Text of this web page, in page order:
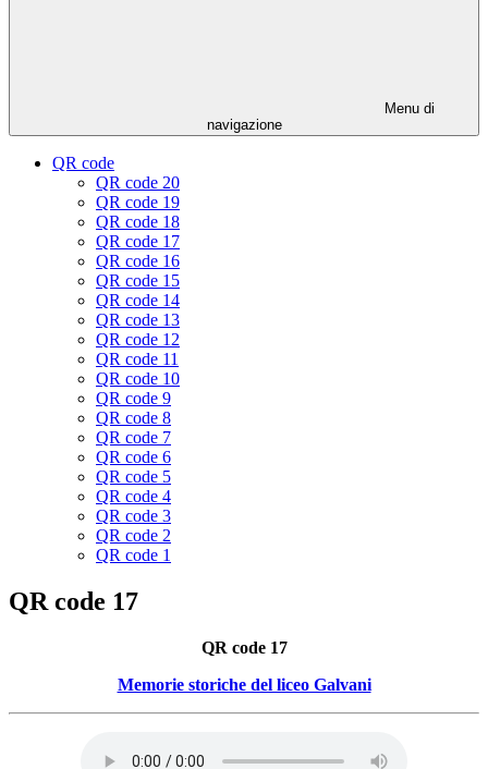
Menu di
navigazione
QR code
QR code 20
QR code 19
QR code 18
QR code 17
QR code 16
QR code 15
QR code 14
QR code 13
QR code 12
QR code 11
QR code 10
QR code 9
QR code 8
QR code 7
QR code 6
QR code 5
QR code 4
QR code 3
QR code 2
QR code 1
QR code 17
QR code 17
Memorie storiche del liceo Galvani